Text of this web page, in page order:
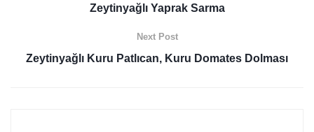
Zeytinyağlı Yaprak Sarma
Next Post
Zeytinyağlı Kuru Patlıcan, Kuru Domates Dolması